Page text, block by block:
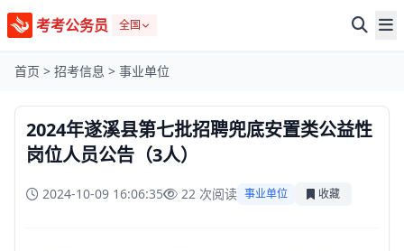
考考公务员 全国
首页 > 招考信息 > 事业单位
2024年遂溪县第七批招聘兜底安置类公益性
岗位人员公告（3人）
2024-10-09 16:06:35 22 次阅读 事业单位 收藏